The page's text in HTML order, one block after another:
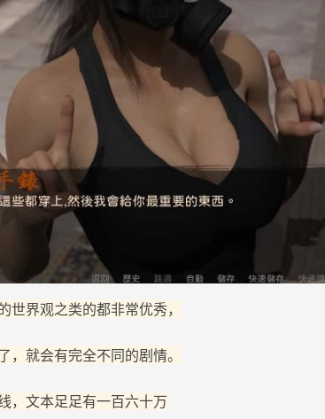
界观之类的都非常优秀，
就会有完全不同的剧情。
，文本足足有一百六十万